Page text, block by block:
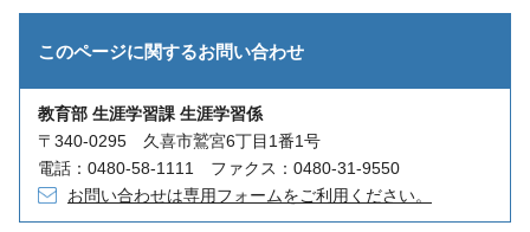
このページに関するお問い合わせ
教育部 生涯学習課 生涯学習係
〒340-0295 久喜市鷲宮6丁目1番1号
電話：0480-58-1111 ファクス：0480-31-9550
お問い合わせは専用フォームをご利用ください。